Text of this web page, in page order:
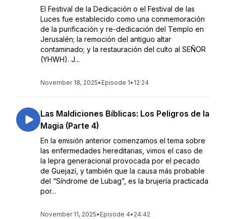
El Festival de la Dedicación o el Festival de las
Luces fue establecido como una conmemoración
de la purificación y re-dedicación del Templo en
Jerusalén; la remoción del antiguo altar
contaminado; y la restauración del culto al SEÑOR
(YHWH). J...
November 18, 2025• Episode 1• 12:24
Las Maldiciones Bíblicas: Los Peligros de la
Magia (Parte 4)
En la emisión anterior comenzamos el tema sobre
las enfermedades hereditarias, vimos el caso de
la lepra generacional provocada por el pecado
de Guejazí, y también que la causa más probable
del “Síndrome de Lubag”, es la brujería practicada
por...
November 11, 2025• Episode 4• 24:42